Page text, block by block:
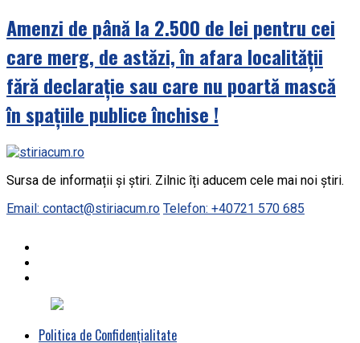
Amenzi de până la 2.500 de lei pentru cei
care merg, de astăzi, în afara localității
fără declarație sau care nu poartă mască
în spațiile publice închise !
Sursa de informații și știri. Zilnic îți aducem cele mai noi știri.
Email: contact@stiriacum.ro Telefon: +40721 570 685
Politica de Confidențialitate